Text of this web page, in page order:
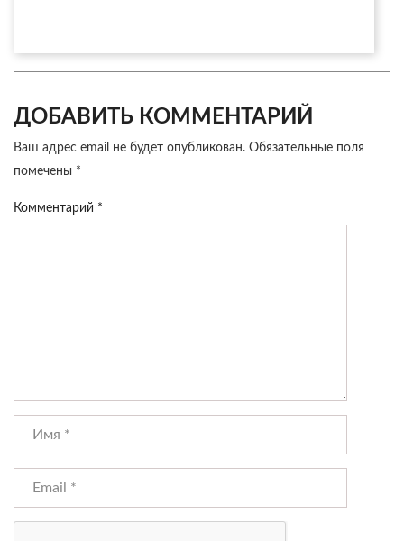
ДОБАВИТЬ КОММЕНТАРИЙ
Ваш адрес email не будет опубликован. Обязательные поля
помечены *
Комментарий *